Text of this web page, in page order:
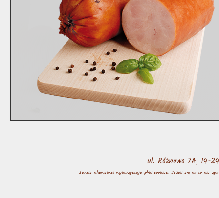
ul. Różnowo 7A, 14-
Serwis nkawski.pl wykorzystuje pliki cookies. Jeżeli się na to nie